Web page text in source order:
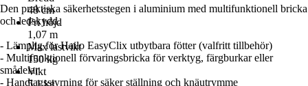
48 cm
Fri höjd
1,07 m
Max lastvikt
150 kg
Vikt
5,1 kg
Den praktiska säkerhetsstegen i aluminium med multifunktionell bricka
och ledskydd.
- Lämplig för Hailo EasyClix utbytbara fötter (valfritt tillbehör)
- Multifunktionell förvaringsbricka för verktyg, färgburkar eller
smådelar
- Handtagsstyrning för säker ställning och knäutrymme